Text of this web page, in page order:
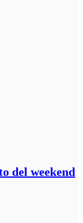
del weekend